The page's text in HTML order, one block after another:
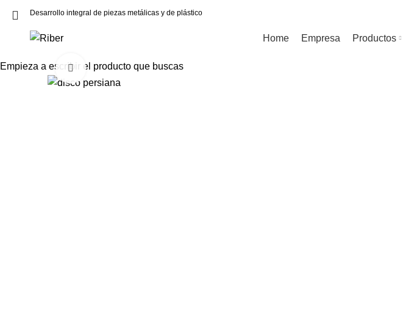
Desarrollo integral de piezas metálicas y de plástico
Home Empresa Productos
Click to enlarge
Empieza a escribir el producto que buscas